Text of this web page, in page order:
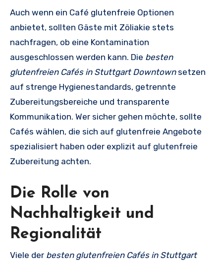
Auch wenn ein Café glutenfreie Optionen
anbietet, sollten Gäste mit Zöliakie stets
nachfragen, ob eine Kontamination
ausgeschlossen werden kann. Die besten
glutenfreien Cafés in Stuttgart Downtownsetzen
auf strenge Hygienestandards, getrennte
Zubereitungsbereiche und transparente
Kommunikation. Wer sicher gehen möchte, sollte
Cafés wählen, die sich auf glutenfreie Angebote
spezialisiert haben oder explizit auf glutenfreie
Zubereitung achten.
Die Rolle von
Nachhaltigkeit und
Regionalität
Viele der besten glutenfreien Cafés in Stuttgart